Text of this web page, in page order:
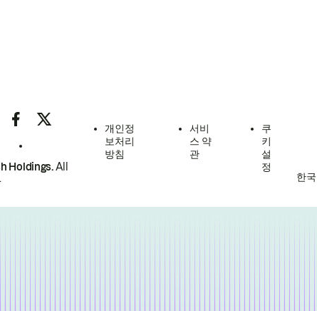
Holdings.All
개인정
보처리
방침
서비
스 약
관
쿠
키
설
정
한